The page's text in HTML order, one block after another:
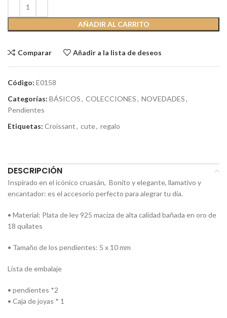
AÑADIR AL CARRITO
Comparar Añadir a la lista de deseos
Código: E0158
Categorías: BÁSICOS, COLECCIONES, NOVEDADES,
Pendientes
Etiquetas: Croissant, cute, regalo
DESCRIPCIÓN
Inspirado en el icónico cruasán, Bonito y elegante, llamativo y
encantador: es el accesorio perfecto para alegrar tu día.
• Material: Plata de ley 925 maciza de alta calidad bañada en oro de
18 quilates
• Tamaño de los pendientes: 5 x 10 mm
Lista de embalaje
• pendientes *2
• Caja de joyas * 1